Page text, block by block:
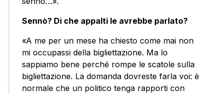
Sennò? Di che appalti le avrebbe parlato?
«A me per un mese ha chiesto come mai non
mi occupassi della bigliettazione. Ma lo
sappiamo bene perché rompe le scatole sulla
bigliettazione. La domanda dovreste farla voi: è
normale che un politico tenga rapporti con